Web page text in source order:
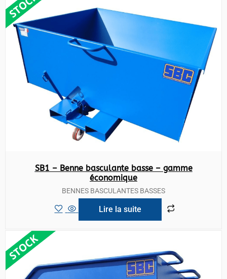
SB1 – Benne basculante basse – gamme
économique
BENNES BASCULANTES BASSES
Lire la suite